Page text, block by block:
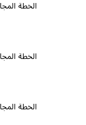
الخطة المجانية ٠
الخطة المجانية ٠
الخطة المجانية ٠